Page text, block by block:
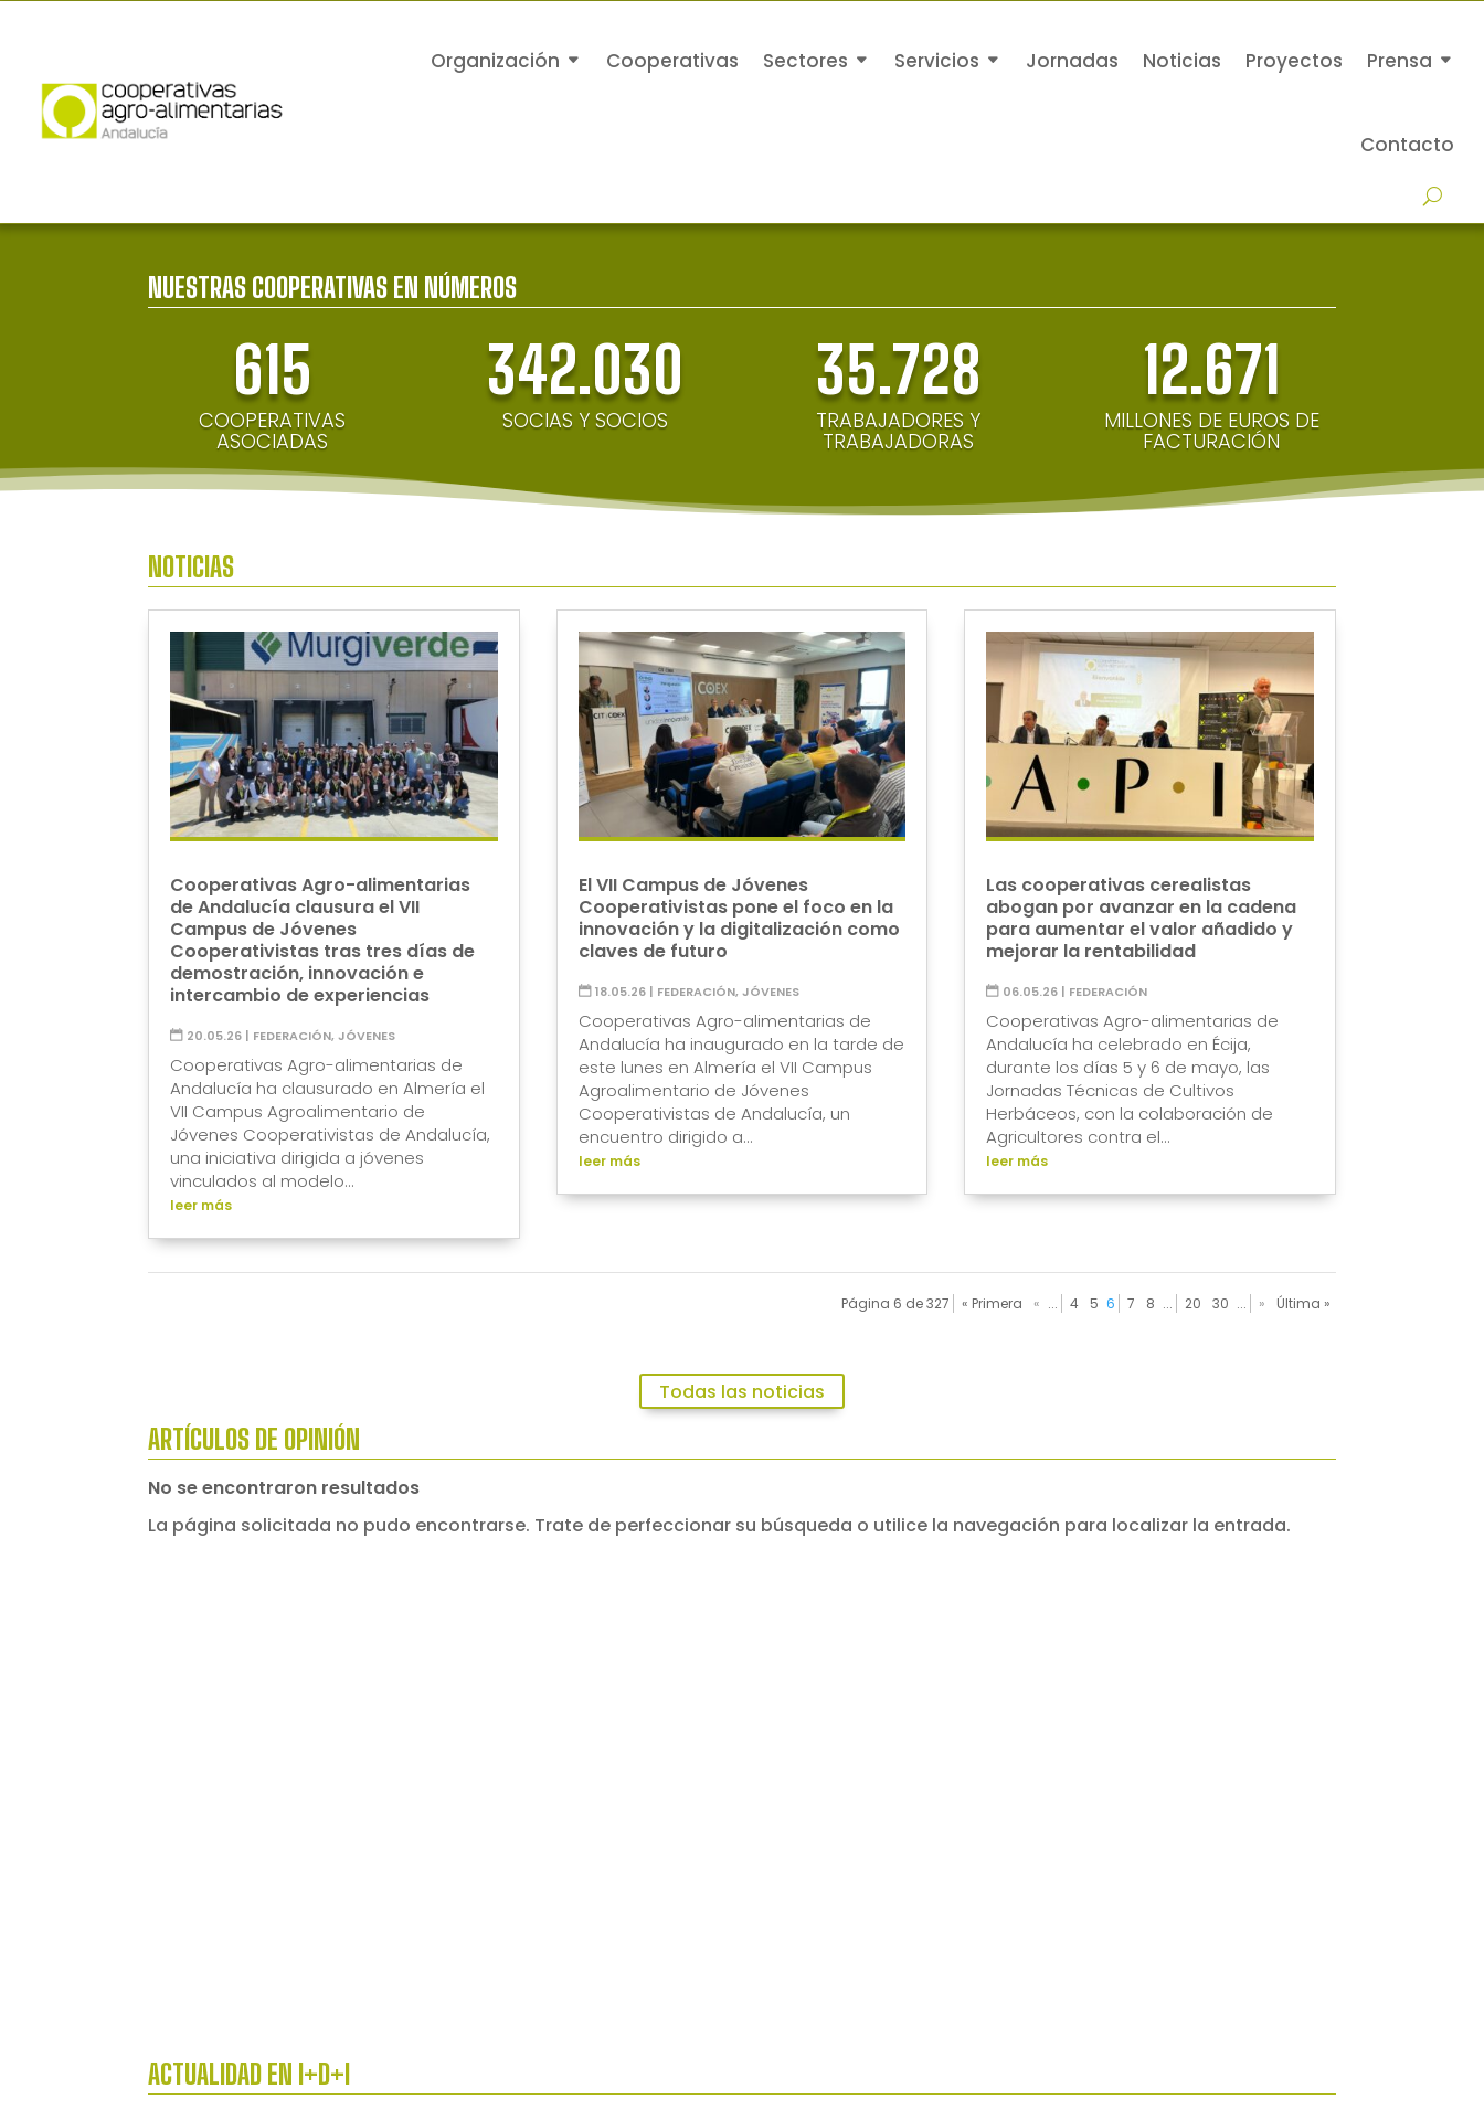
Organización Cooperativas Sectores Servicios Jornadas Noticias Proyectos Prensa
Contacto
NUESTRAS COOPERATIVAS EN NÚMEROS
615
COOPERATIVAS
ASOCIADAS
342.030
SOCIAS Y SOCIOS
35.728
TRABAJADORES Y
TRABAJADORAS
12.671
MILLONES DE EUROS DE
FACTURACIÓN
NOTICIAS
Cooperativas Agro-alimentarias
de Andalucía clausura el VII
Campus de Jóvenes
Cooperativistas tras tres días de
demostración, innovación e
intercambio de experiencias
20.05.26 | FEDERACIÓN,JÓVENES
Cooperativas Agro-alimentarias de
Andalucía ha clausurado en Almería el
VII Campus Agroalimentario de
Jóvenes Cooperativistas de Andalucía,
una iniciativa dirigida a jóvenes
vinculados al modelo...
leer más
El VII Campus de Jóvenes
Cooperativistas pone el foco en la
innovación y la digitalización como
claves de futuro
18.05.26| FEDERACIÓN, JÓVENES
Cooperativas Agro-alimentarias de
Andalucía ha inaugurado en la tarde de
este lunes en Almería el VII Campus
Agroalimentario de Jóvenes
Cooperativistas de Andalucía, un
encuentro dirigido a...
leer más
Las cooperativas cerealistas
abogan por avanzar en la cadena
para aumentar el valor añadido y
mejorar la rentabilidad
06.05.26| FEDERACIÓN
Cooperativas Agro-alimentarias de
Andalucía ha celebrado en Écija,
durante los días 5 y 6 de mayo, las
Jornadas Técnicas de Cultivos
Herbáceos, con la colaboración de
Agricultores contra el...
leer más
Página 6 de 327 « Primera « ... 4 5 6 7 8 ... 20 30 ... » Última »
Todas las noticias
ARTÍCULOS DE OPINIÓN
No se encontraron resultados
La página solicitada no pudo encontrarse. Trate de perfeccionar su búsqueda o utilice la navegación para localizar la entrada.
ACTUALIDAD EN I+D+I